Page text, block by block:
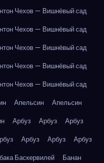
Чехов — Вишнёвый сад
Чехов — Вишнёвый сад
Чехов — Вишнёвый сад
Чехов — Вишнёвый сад
Чехов — Вишнёвый сад
Апельсин
Апельсин
Арбуз Арбуз
Арбуз
Арбуз Арбуз
Арбуз
Баскервилей
Банан